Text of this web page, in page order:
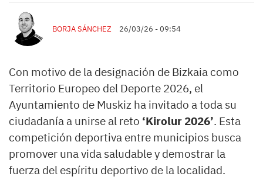
BORJA SÁNCHEZ 26/03/26 - 09:54
Con motivo de la designación de Bizkaia como
Territorio Europeo del Deporte 2026, el
Ayuntamiento de Muskiz ha invitado a toda su
ciudadanía a unirse al reto ‘Kirolur 2026’. Esta
competición deportiva entre municipios busca
promover una vida saludable y demostrar la
fuerza del espíritu deportivo de la localidad.